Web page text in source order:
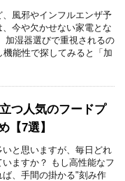
風邪やインフルエンザ予
今や欠かせない家電とな
加湿器選びで重視されるの
能性で探してみると「加
つ人気のフードプ
【7選】
と思いますが、毎日どれ
ますか？ もし高性能なフ
、手間の掛かる"刻み作